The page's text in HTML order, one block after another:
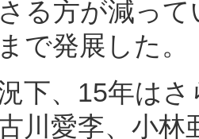
る方が減っ
で発展した。
下、15年はさ
川愛李、小